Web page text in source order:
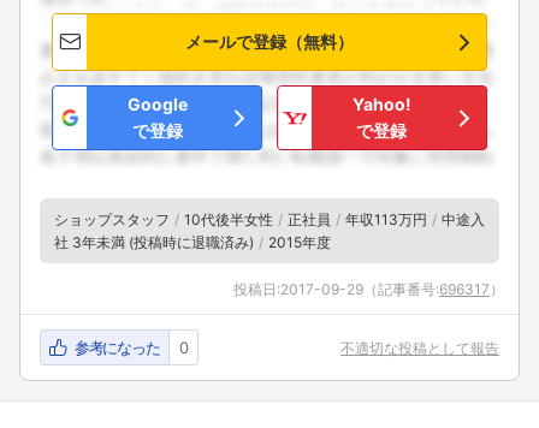
メールで登録（無料）
Google
で登録
Yahoo!
で登録
ショップスタッフ 10代後半女性 正社員 年収113万円
中途入
社 3年未満 (投稿時に退職済み)
2015年度
投稿日:2017-09-29 （記事番号:696317 ）
参考になった 0 不適切な投稿として報告